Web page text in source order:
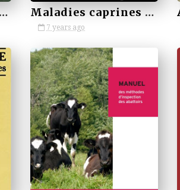
chez le chien Maladies caprines symptomes et diagnostics
7 years ago
by VETBOOKSTORE